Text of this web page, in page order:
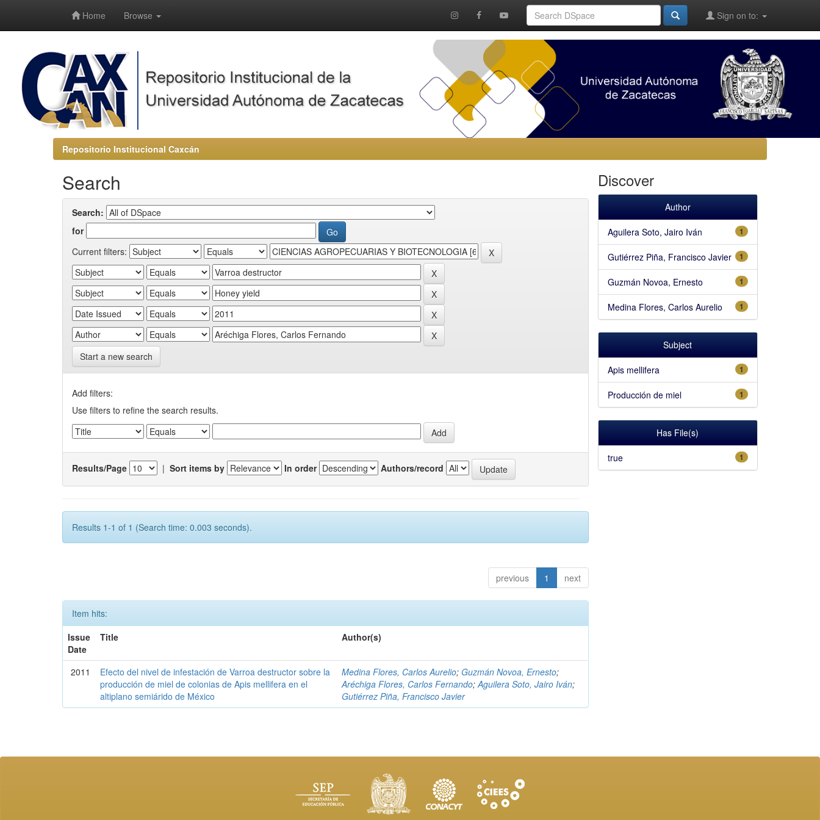
Home Browse Sign on to:
Repositorio Institucional Caxcán
Search
Search:
for
Current filters:
Start a new search
Add filters:
Use filters to refine the search results.
Results/Page | Sort items by In order Authors/record
Results 1-1 of 1 (Search time: 0.003 seconds).
previous 1 next
Item hits:
Issue
Date
Title Author(s)
2011
Efecto del nivel de infestación de Varroa destructor sobre la
producción de miel de colonias de Apis mellifera en el
altiplano semiárido de México
Medina Flores, Carlos Aurelio;Guzmán Novoa, Ernesto;
Aréchiga Flores, Carlos Fernando;Aguilera Soto, Jairo Iván;
Gutiérrez Piña, Francisco Javier
Discover
Author
1
Aguilera Soto, Jairo Iván
1
Gutiérrez Piña, Francisco Javier
1
Guzmán Novoa, Ernesto
1
Medina Flores, Carlos Aurelio
Subject
1
Apis mellifera
1
Producción de miel
Has File(s)
1
true